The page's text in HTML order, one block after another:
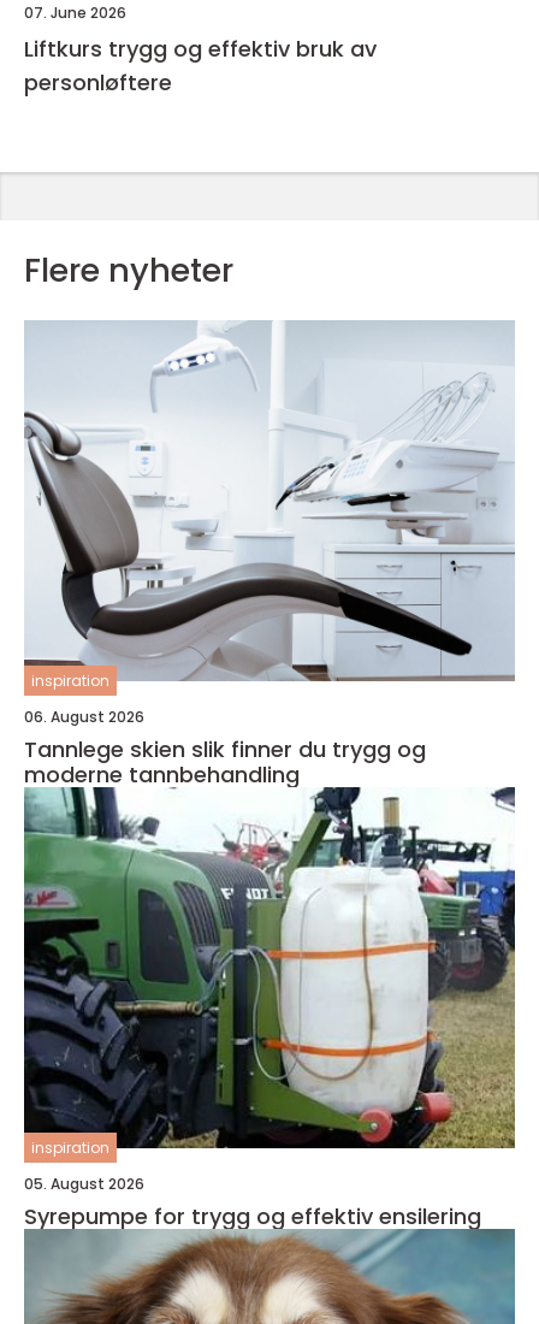
07. June 2026
Liftkurs trygg og effektiv bruk av
personløftere
Flere nyheter
inspiration
06. August 2026
Tannlege skien slik finner du trygg og
moderne tannbehandling
inspiration
05. August 2026
Syrepumpe for trygg og effektiv ensilering